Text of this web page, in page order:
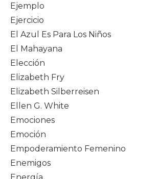
Ejemplo
Ejercicio
El Azul Es Para Los Niños
El Mahayana
Elección
Elizabeth Fry
Elizabeth Silberreisen
Ellen G. White
Emociones
Emoción
Empoderamiento Femenino
Enemigos